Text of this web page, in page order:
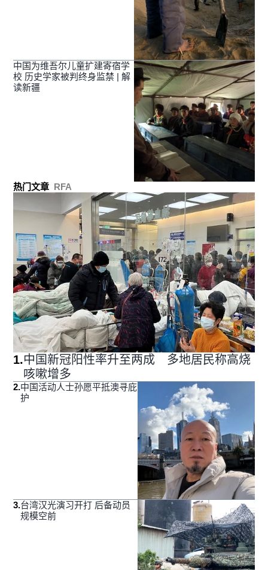
中国为维吾尔儿童扩建寄宿学
校 历史学家被判终身监禁 | 解
读新疆
热门文章 RFA
1.中国新冠阳性率升至两成 多地居民称高烧
咳嗽增多
2.中国活动人士孙愿平抵澳寻庇
护
3.台湾汉光演习开打 后备动员
规模空前